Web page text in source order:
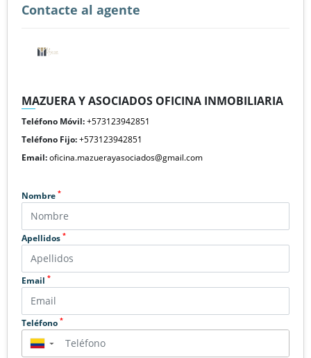
Contacte al agente
MAZUERA Y ASOCIADOS OFICINA INMOBILIARIA
Teléfono Móvil:+573123942851
Teléfono Fijo:+573123942851
Email:oficina.mazuerayasociados@gmail.com
Nombre *
Apellidos *
Email *
Teléfono *
▼